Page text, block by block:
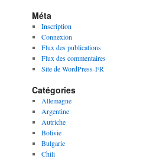
Méta
Inscription
Connexion
Flux des publications
Flux des commentaires
Site de WordPress-FR
Catégories
Allemagne
Argentine
Autriche
Bolivie
Bulgarie
Chili